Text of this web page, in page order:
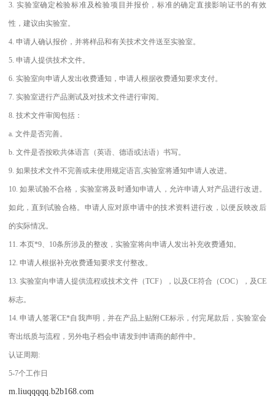
3. 实验室确定检验标准及检验项目并报价，标准的确定直接影响证书的有效
性，建议由实验室。
4. 申请人确认报价，并将样品和有关技术文件送至实验室。
5. 申请人提供技术文件。
6. 实验室向申请人发出收费通知，申请人根据收费通知要求支付。
7. 实验室进行产品测试及对技术文件进行审阅。
8. 技术文件审阅包括：
a. 文件是否完善。
b. 文件是否按欧共体语言（英语、德语或法语）书写。
9. 如果技术文件不完善或未使用规定语言,实验室将通知申请人改进。
10. 如果试验不合格，实验室将及时通知申请人，允许申请人对产品进行改进。
如此，直到试验合格。申请人应对原申请中的技术资料进行改，以便反映改后
的实际情况。
11. 本页*9、10条所涉及的整改，实验室将向申请人发出补充收费通知。
12. 申请人根据补充收费通知要求支付整改。
13. 实验室向申请人提供流程或技术文件（TCF），以及CE符合（COC），及CE
标志。
14. 申请人签署CE*自我声明，并在产品上贴附CE标示，付完尾款后，实验室会
寄出纸质与流程，另外电子档会申请发到申请商的邮件中。
认证周期:
5-7个工作日
m.liuqqqqq.b2b168.com